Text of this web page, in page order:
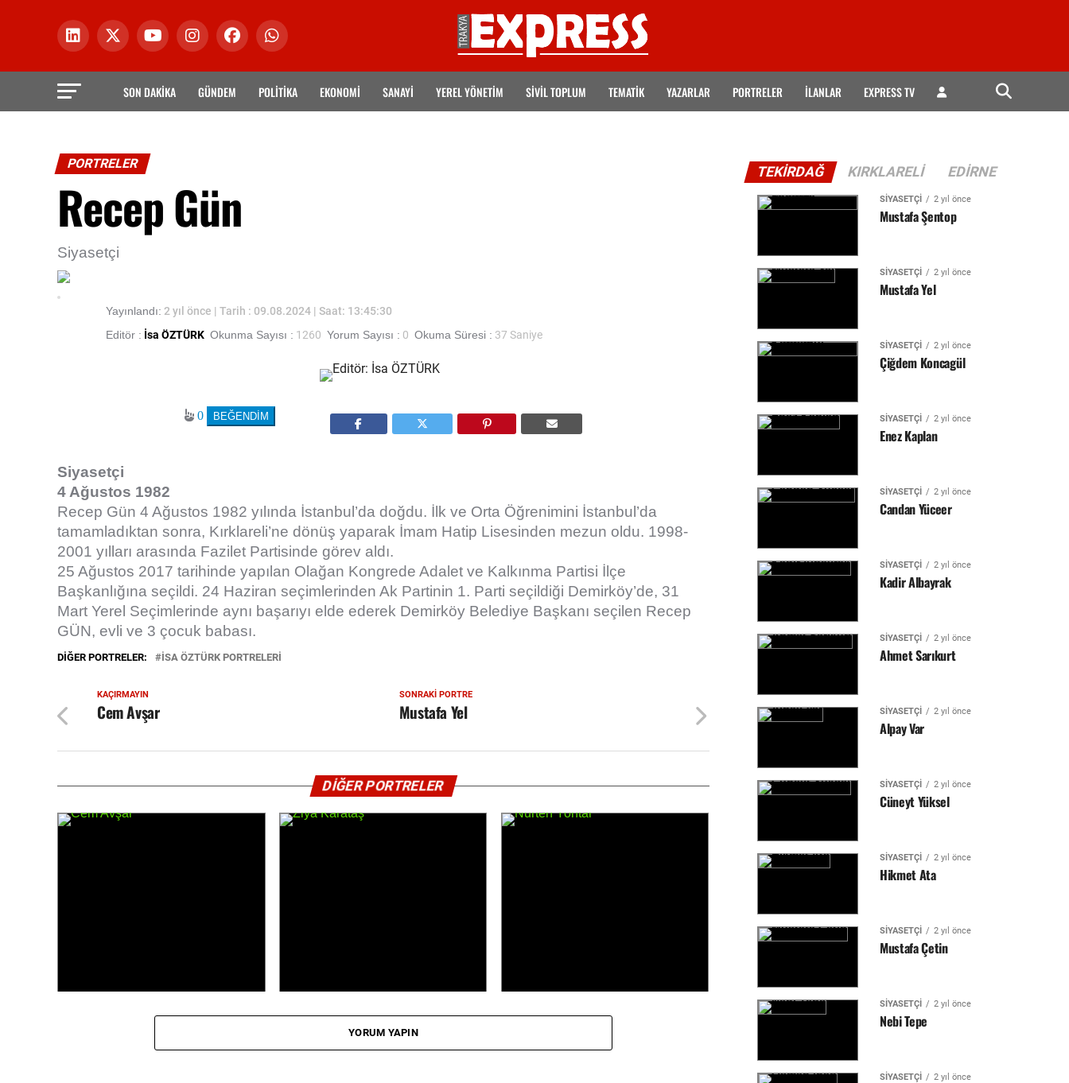
SON DAKİKA GÜNDEM POLİTİKA EKONOMİ SANAYİ YEREL YÖNETİM SİVİL TOPLUM TEMATIK YAZARLAR PORTRELER İLANLAR EXPRESS TV
TEKIRDAĞ KIRKLARELI EDIRNE
SIYASETÇI 2 yıl önce
Mustafa Şentop
SIYASETÇI 2 yıl önce
Mustafa Yel
SIYASETÇI 2 yıl önce
Çiğdem Koncagül
SIYASETÇI 2 yıl önce
Enez Kaplan
SIYASETÇI 2 yıl önce
Candan Yüceer
SIYASETÇI 2 yıl önce
Kadir Albayrak
SIYASETÇI 2 yıl önce
Ahmet Sarıkurt
SIYASETÇI 2 yıl önce
Alpay Var
SIYASETÇI 2 yıl önce
Cüneyt Yüksel
SIYASETÇI 2 yıl önce
Hikmet Ata
SIYASETÇI 2 yıl önce
Mustafa Çetin
SIYASETÇI 2 yıl önce
Nebi Tepe
SIYASETÇI 2 yıl önce
PORTRELER
Recep Gün
Siyasetçi
Yayınlandı: 2 yıl önce | Tarih : 09.08.2024 | Saat: 13:45:30
Editör : İsa ÖZTÜRK Okunma Sayısı : 1260 Yorum Sayısı : 0 Okuma Süresi : 37 Saniye
0
Siyasetçi
4 Ağustos 1982
Recep Gün 4 Ağustos 1982 yılında İstanbul’da doğdu. İlk ve Orta Öğrenimini İstanbul’da
tamamladıktan sonra, Kırklareli’ne dönüş yaparak İmam Hatip Lisesinden mezun oldu. 1998-
2001 yılları arasında Fazilet Partisinde görev aldı.
25 Ağustos 2017 tarihinde yapılan Olağan Kongrede Adalet ve Kalkınma Partisi İlçe
Başkanlığına seçildi. 24 Haziran seçimlerinden Ak Partinin 1. Parti seçildiği Demirköy’de, 31
Mart Yerel Seçimlerinde aynı başarıyı elde ederek Demirköy Belediye Başkanı seçilen Recep
GÜN, evli ve 3 çocuk babası.
DIĞER PORTRELER: İSA ÖZTÜRK PORTRELERİ
SONRAKI PORTRE
Mustafa Yel
KAÇIRMAYIN
Cem Avşar
DİĞER PORTRELER
< < <
YORUM YAPIN